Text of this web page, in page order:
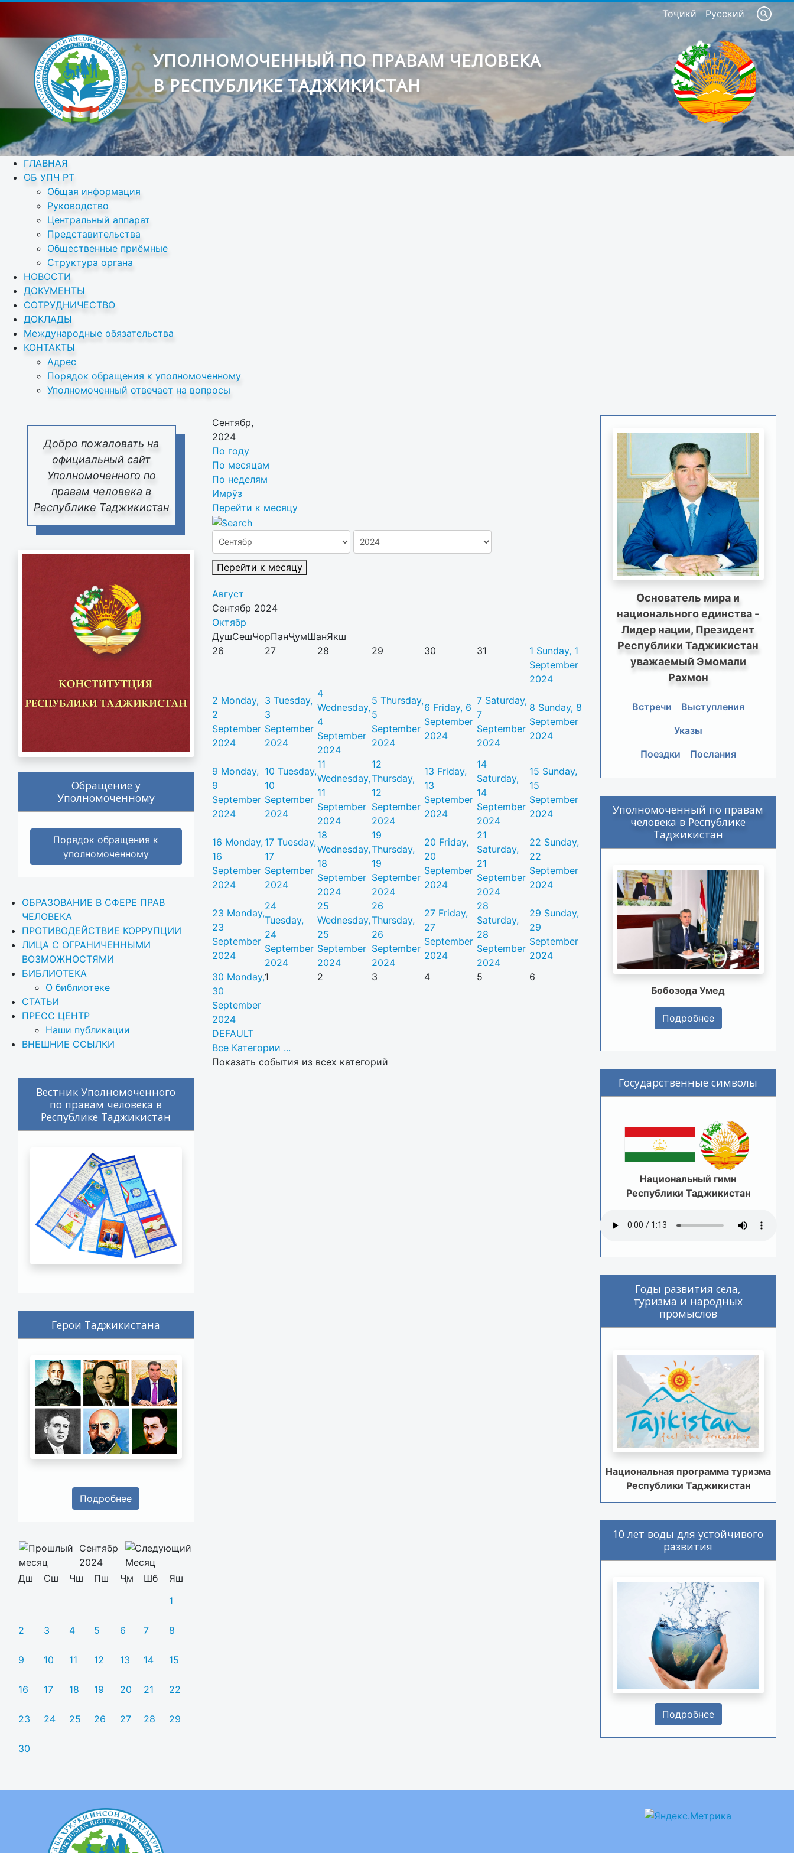
Тоҷикӣ Русский
УПОЛНОМОЧЕННЫЙ ПО ПРАВАМ ЧЕЛОВЕКА
В РЕСПУБЛИКЕ ТАДЖИКИСТАН
ГЛАВНАЯ
ОБ УПЧ РТ
Общая информация
Руководство
Центральный аппарат
Представительства
Общественные приёмные
Структура органа
НОВОСТИ
ДОКУМЕНТЫ
СОТРУДНИЧЕСТВО
ДОКЛАДЫ
Международные обязательства
КОНТАКТЫ
Адрес
Порядок обращения к уполномоченному
Уполномоченный отвечает на вопросы
Добро пожаловать на
официальный сайт
Уполномоченного по
правам человека в
Республике Таджикистан
Обращение у
Уполномоченному
Порядок обращения к
уполномоченному
ОБРАЗОВАНИЕ В СФЕРЕ ПРАВ
ЧЕЛОВЕКА
ПРОТИВОДЕЙСТВИЕ КОРРУПЦИИ
ЛИЦА С ОГРАНИЧЕННЫМИ
ВОЗМОЖНОСТЯМИ
БИБЛИОТЕКА
О библиотеке
СТАТЬИ
ПРЕСС ЦЕНТР
Наши публикации
ВНЕШНИЕ ССЫЛКИ
Вестник Уполномоченного
по правам человека в
Республике Таджикистан
Герои Таджикистана
Подробнее
Сентябр
2024
Дш
Сш Чш Пш Ҷм Шб
Яш
1
2 3 4 5 6 7 8
9 10 11 12 13 14 15
16 17 18 19 20 21 22
23 24 25 26 27 28 29
30
Сентябр,
2024
По году
По месяцам
По неделям
Имрӯз
Перейти к месяцу
Перейти к месяцу
Август
Сентябр 2024
Октябр
ДушСешЧорПанҶумШанЯкш
26
27 28 29 30 31 1 Sunday, 1
September
2024
2 Monday,
2
September
2024
3 Tuesday,
3
September
2024
4
Wednesday,
4
September
2024
5 Thursday,
5
September
2024
6 Friday, 6
September
2024
7 Saturday,
7
September
2024
8 Sunday, 8
September
2024
9 Monday,
9
September
2024
10 Tuesday,
10
September
2024
11
Wednesday,
11
September
2024
12
Thursday,
12
September
2024
13 Friday,
13
September
2024
14
Saturday,
14
September
2024
15 Sunday,
15
September
2024
16 Monday,
16
September
2024
17 Tuesday,
17
September
2024
18
Wednesday,
18
September
2024
19
Thursday,
19
September
2024
20 Friday,
20
September
2024
21
Saturday,
21
September
2024
22 Sunday,
22
September
2024
23 Monday,
23
September
2024
24
Tuesday,
24
September
2024
25
Wednesday,
25
September
2024
26
Thursday,
26
September
2024
27 Friday,
27
September
2024
28
Saturday,
28
September
2024
29 Sunday,
29
September
2024
30 Monday,
30
September
2024
1 2 3 4 5 6
DEFAULT
Все Категории ...
Показать события из всех категорий
Основатель мира и
национального единства -
Лидер нации, Президент
Республики Таджикистан
уважаемый Эмомали
Рахмон
Встречи
Выступления
Указы
Поездки
Послания
Уполномоченный по правам
человека в Республике
Таджикистан
Бобозода Умед
Подробнее
Государственные символы
Национальный гимн
Республики Таджикистан
Годы развития села,
туризма и народных
промыслов
Национальная программа туризма
Республики Таджикистан
10 лет воды для устойчивого
развития
Подробнее